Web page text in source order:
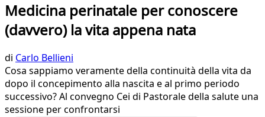
Medicina perinatale per conoscere
(davvero) la vita appena nata
di Carlo Bellieni
Cosa sappiamo veramente della continuità della vita da
dopo il concepimento alla nascita e al primo periodo
successivo? Al convegno Cei di Pastorale della salute una
sessione per confrontarsi